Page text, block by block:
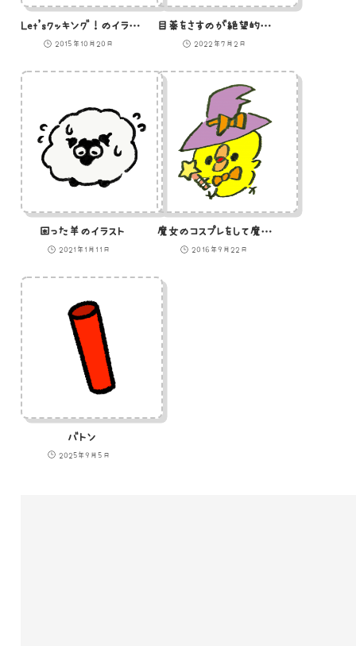
Let’sクッキング！のイラスト
2015年10月20日
目薬をさすのが絶望的に下手なひよこのイラスト
2022年7月2日
困った羊のイラスト
2021年1月11日
魔女のコスプレをして魔法をかけているひよこのイラスト
2016年9月22日
バトン
2025年9月5日